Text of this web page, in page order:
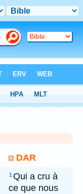
DAR
1Qui a cru à
ce que nous